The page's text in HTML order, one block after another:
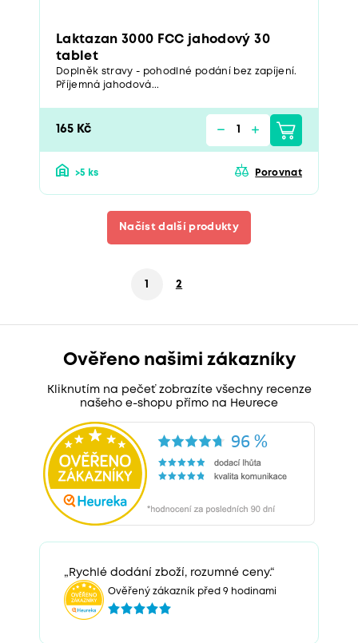
Laktazan 3000 FCC jahodový 30
tablet
Doplněk stravy - pohodlné podání bez zapíjení.
Příjemná jahodová...
165 Kč
>5 ks Porovnat
Načíst další produkty
1 2
Ověřeno našimi zákazníky
Kliknutím na pečeť zobrazíte všechny recenze
našeho e-shopu přímo na Heurece
„Rychlé dodání zboží, rozumné ceny.“
Ověřený zákazník před 9 hodinami